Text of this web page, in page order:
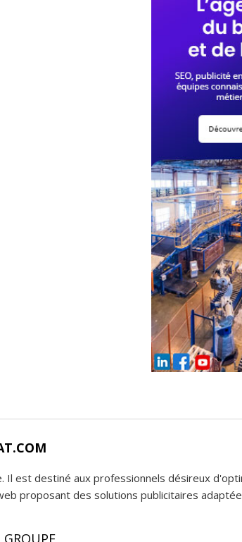
est destiné aux professionnels désireux
proposant des solutions publicitaires
GROUPE